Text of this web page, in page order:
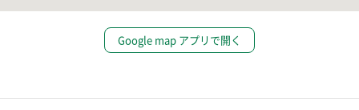
Google map アプリで開く